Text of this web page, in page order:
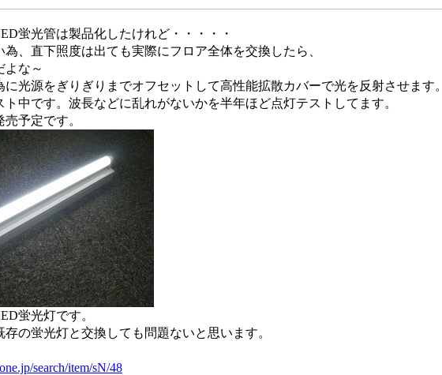
蛍光管は製品化したけれど・・・・・
、直下照度は出ても実際にフロア全体を交換したら、
よな～
に光源をぎりぎりまでオフセットして高性能拡散カバーで光を反射させます。
ト中です。波長などに乱れがないかを半年ほど点灯テストしてます。
予定です。
蛍光灯です。
存の蛍光灯と交換しても問題ないと思います。
search/item/sN/48